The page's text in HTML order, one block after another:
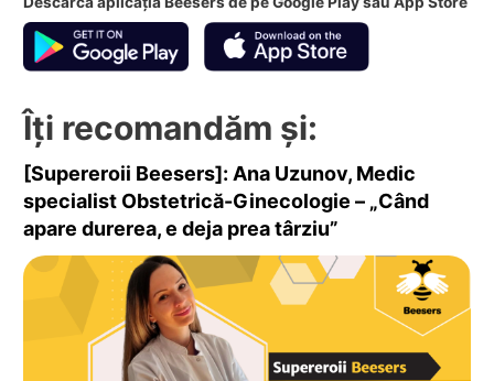
Îți recomandăm și:
[Supereroii Beesers]: Ana Uzunov, Medic
specialist Obstetrică-Ginecologie – „Când
apare durerea, e deja prea târziu”